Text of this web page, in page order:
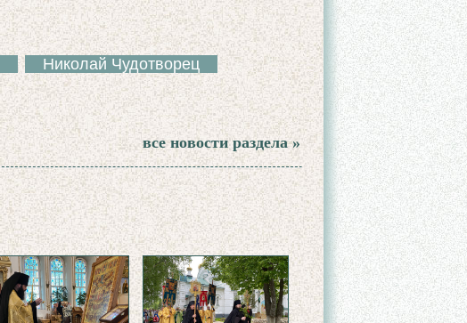
Николай Чудотворец
все новости раздела »